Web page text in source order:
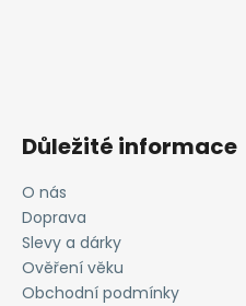
Důležité informace
O nás
Doprava
Slevy a dárky
Ověření věku
Obchodní podmínky